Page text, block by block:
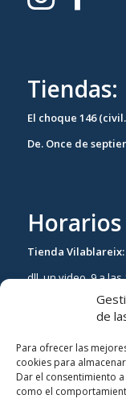
de
Para ofrecer las
cookies para
Dar el consentimiento
como el
Tiendas:
El choque 146
De. Once de
Horarios
Tienda Vilablareix:
dll. un video. 9 a las
ds. de 9 a las 13h.
dll. un video. 10H. a
Sáb cerrado.